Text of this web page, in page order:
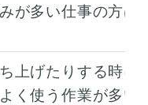
みが多い仕事の方
ち上げたりする時に
よく使う作業が多